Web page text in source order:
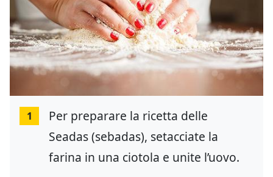
1
Per preparare la ricetta delle
Seadas (sebadas), setacciate la
farina in una ciotola e unite l’uovo.